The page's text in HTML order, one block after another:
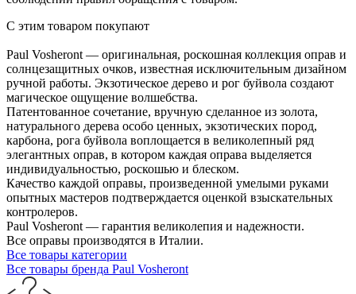
С этим товаром покупают
Paul Vosheront — оригинальная, роскошная коллекция оправ и
солнцезащитных очков, известная исключительным дизайном
ручной работы. Экзотическое дерево и рог буйвола создают
магическое ощущение волшебства.
Патентованное сочетание, вручную сделанное из золота,
натурального дерева особо ценных, экзотических пород,
карбона, рога буйвола воплощается в великолепный ряд
элегантных оправ, в котором каждая оправа выделяется
индивидуальностью, роскошью и блеском.
Качество каждой оправы, произведенной умелыми руками
опытных мастеров подтверждается оценкой взыскательных
контролеров.
Paul Vosheront — гарантия великолепия и надежности.
Все оправы производятся в Италии.
Все товары категории
Все товары бренда Paul Vosheront